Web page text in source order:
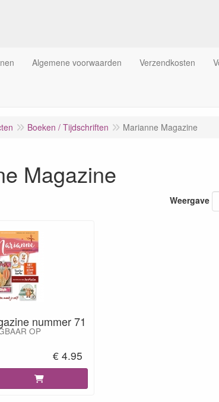
Algemene voorwaarden Verzendkosten
Boeken / Tijdschriften Marianne Magazine
Magazine
Weergave
nummer 71
OP
€ 4.95